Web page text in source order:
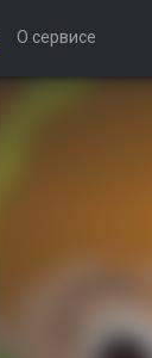
О сервисе